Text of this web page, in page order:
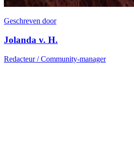
Geschreven door
Jolanda v. H.
Redacteur / Community-manager